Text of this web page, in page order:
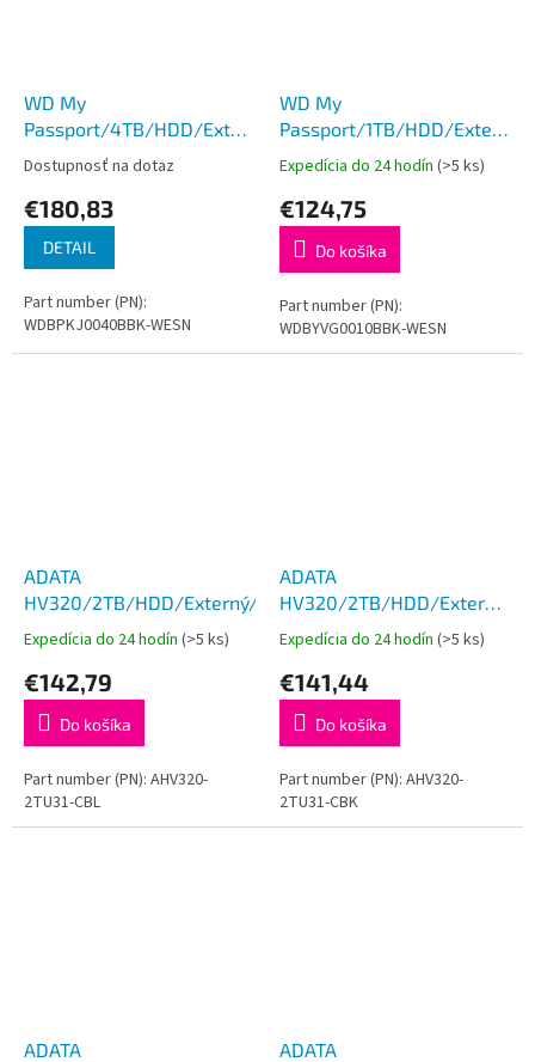
WD My
Passport/4TB/HDD/Externý/2.5''/
Čierna/3R
Dostupnosť na dotaz
€180,83
DETAIL
Part number (PN):
WDBPKJ0040BBK-WESN
WD My
Passport/1TB/HDD/Externý/
Čierna/3R
Expedícia do 24 hodín (>5 ks)
€124,75
Do košíka
Part number (PN):
WDBYVG0010BBK-WESN
ADATA
HV320/2TB/HDD/Externý/2.5''/Modrá/3R
Expedícia do 24 hodín (>5 ks)
€142,79
Do košíka
Part number (PN): AHV320-
2TU31-CBL
ADATA
HV320/2TB/HDD/Externý/
Čierna/3R
Expedícia do 24 hodín (>5 ks)
€141,44
Do košíka
Part number (PN): AHV320-
2TU31-CBK
ADATA
ADATA